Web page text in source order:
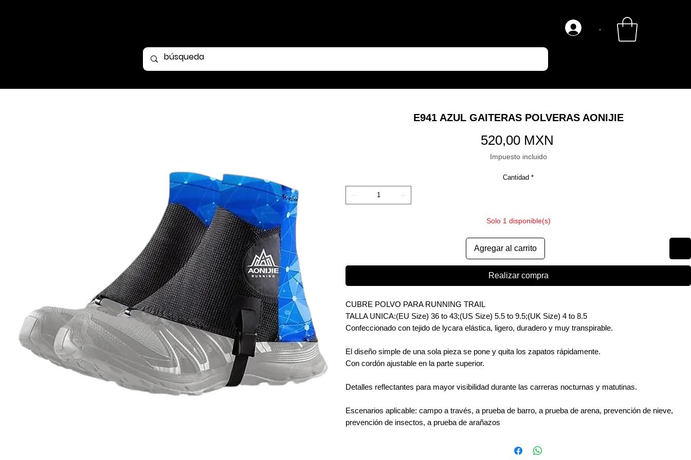
.
E941 AZUL GAITERAS POLVERAS AONIJIE
520,00 MXN
Impuesto incluido
Cantidad *
Solo 1 disponible(s)
Agregar al carrito
Realizar compra
CUBRE POLVO PARA RUNNING TRAIL
TALLA UNICA:(EU Size) 36 to 43;(US Size) 5.5 to 9.5;(UK Size) 4 to 8.5
Confeccionado con tejido de lycara elástica, ligero, duradero y muy transpirable.
El diseño simple de una sola pieza se pone y quita los zapatos rápidamente.
Con cordón ajustable en la parte superior.
Detalles reflectantes para mayor visibilidad durante las carreras nocturnas y matutinas.
Escenarios aplicable: campo a través, a prueba de barro, a prueba de arena, prevención de nieve,
prevención de insectos, a prueba de arañazos